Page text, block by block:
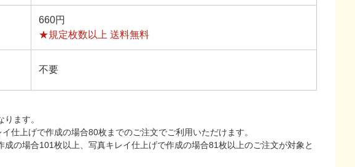
660円
★規定枚数以上 送料無料
不要
ます。
上げで作成の場合80枚までのご注文でご利用いただけます。
の場合101枚以上、写真キレイ仕上げで作成の場合81枚以上のご注文が対象と